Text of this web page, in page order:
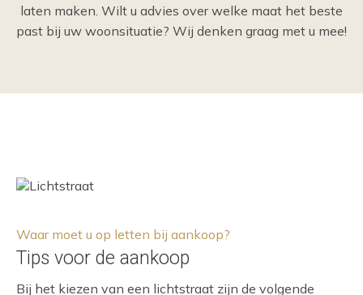
laten maken. Wilt u advies over welke maat het beste
past bij uw woonsituatie? Wij denken graag met u mee!
Waar moet u op letten bij aankoop?
Tips voor de aankoop
Bij het kiezen van een lichtstraat zijn de volgende